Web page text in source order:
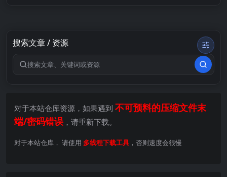
搜索文章 / 资源
搜索关键词
对于本站仓库资源，如果遇到 不可预料的压缩文件末
端/密码错误 ，请重新下载。
对于本站仓库， 请使用 多线程下载工具 ，否则速度会很慢